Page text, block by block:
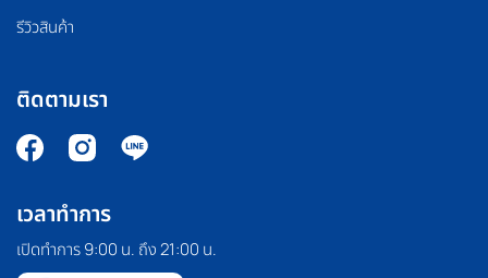
รีวิวสินค้า
ติดตามเรา
เวลาทำการ
เปิดทำการ 9:00 น. ถึง 21:00 น.